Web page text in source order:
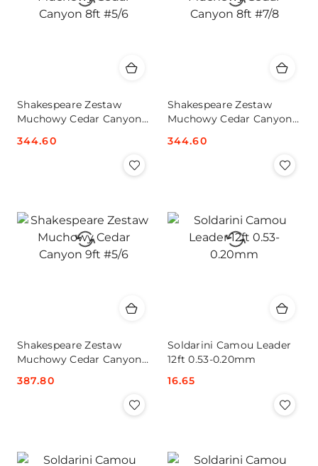
Shakespeare Zestaw
Muchowy Cedar Canyon
Cena:
344.60
Shakespeare Zestaw
Muchowy Cedar Canyon
Cena:
344.60
Shakespeare Zestaw
Muchowy Cedar Canyon
Cena:
387.80
Soldarini Camou Leader
12ft 0.53-0.20mm
Cena:
16.65